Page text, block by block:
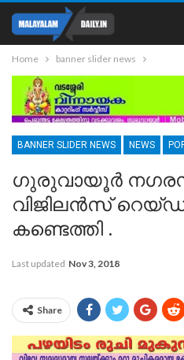
Home banner slider news
BANNER SLIDER NEWS NEWS
ഗുരുവായൂർ
വിജിലൻസ്
കണ്ടെത്തി .
Last updated Nov 3, 2018
Share